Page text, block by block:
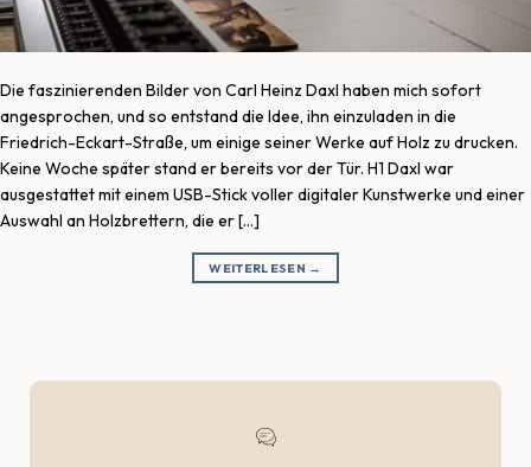
Die faszinierenden Bilder von Carl Heinz Daxl haben mich sofort
angesprochen, und so entstand die Idee, ihn einzuladen in die
Friedrich-Eckart-Straße, um einige seiner Werke auf Holz zu drucken.
Keine Woche später stand er bereits vor der Tür. H1 Daxl war
ausgestattet mit einem USB-Stick voller digitaler Kunstwerke und einer
Auswahl an Holzbrettern, die er […]
WEITERLESEN →